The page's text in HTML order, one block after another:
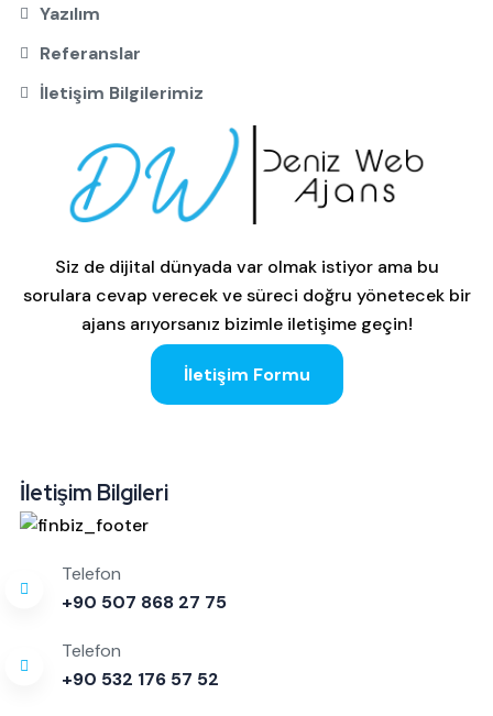
Yazılım
Referanslar
İletişim Bilgilerimiz
Siz de dijital dünyada var olmak istiyor ama bu
sorulara cevap verecek ve süreci doğru yönetecek bir
ajans arıyorsanız bizimle iletişime geçin!
İletişim Formu
İletişim Bilgileri
Telefon
+90 507 868 27 75
Telefon
+90 532 176 57 52